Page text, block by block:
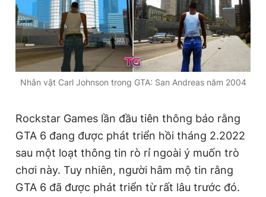
Theo dõi báo trên
Hotline
0906 645 777
Liên hệ quảng cáo
Đặt báo Quảng cáo RSS Tòa soạn Chính sách bảo
Tổng biên tập: Nguyễn Ngọc Toàn
Phó tổng biên tập thường trực: Hải Thành
Phó tổng biên tập: Lâm Hiếu Dũng
Phó tổng biên tập: Trần Việt Hưng
Tổng thư ký tòa soạn: Đức Trung
Nhân vật Carl Johnson trong GTA: San Andreas năm 2004
Rockstar Games lần đầu tiên thông báo rằng
GTA 6 đang được phát triển hồi tháng 2.2022
sau một loạt thông tin rò rỉ ngoài ý muốn trò
chơi này. Tuy nhiên, người hâm mộ tin rằng
GTA 6 đã được phát triển từ rất lâu trước đó.